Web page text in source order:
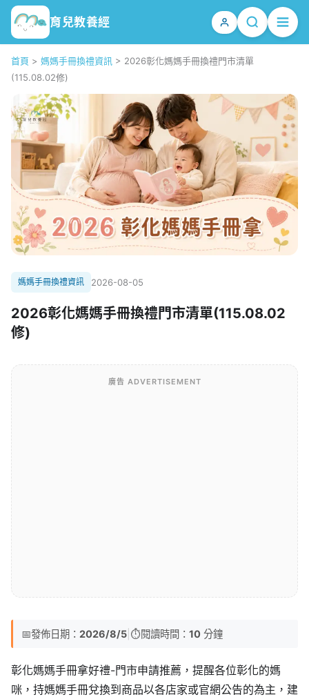
育兒教養經
首頁 > 媽媽手冊換禮資訊 > 2026彰化媽媽手冊換禮門市清單
(115.08.02修)
媽媽手冊換禮資訊 2026-08-05
2026彰化媽媽手冊換禮門市清單(115.08.02
修)
廣告 ADVERTISEMENT
📅發佈日期： 2026/8/5 ⏱️閱讀時間： 10 分鐘
彰化媽媽手冊拿好禮-門市申請推薦，提醒各位彰化的媽
咪，持媽媽手冊兌換到商品以各店家或官網公告的為主，建